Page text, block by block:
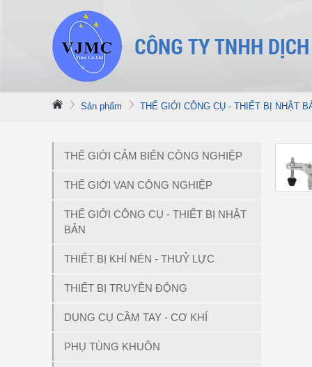
Sản phẩm THẾ GIỚI CÔNG CỤ - THIẾT BỊ NHẬT
THẾ GIỚI CẢM BIẾN CÔNG NGHIỆP
THẾ GIỚI VAN CÔNG NGHIỆP
THẾ GIỚI CÔNG CỤ - THIẾT BỊ NHẬT
BẢN
THIẾT BỊ KHÍ NÉN - THUỶ LỰC
THIẾT BỊ TRUYỀN ĐỘNG
DỤNG CỤ CẦM TAY - CƠ KHÍ
PHỤ TÙNG KHUÔN